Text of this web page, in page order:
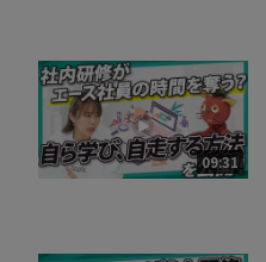
09:31